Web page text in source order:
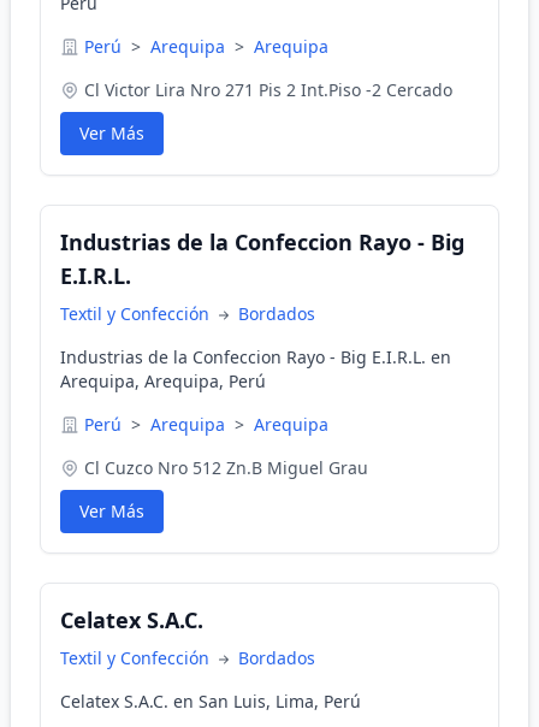
Perú > Arequipa > Arequipa
Cl Victor Lira Nro 271 Pis 2 Int.Piso -2 Cercado
Ver Más
Industrias de la Confeccion Rayo - Big
E.I.R.L.
Textil y Confección
Bordados
Industrias de la Confeccion Rayo - Big E.I.R.L. en
Arequipa, Arequipa, Perú
Perú > Arequipa > Arequipa
Cl Cuzco Nro 512 Zn.B Miguel Grau
Ver Más
Celatex S.A.C.
Textil y Confección
Bordados
Celatex S.A.C. en San Luis, Lima, Perú